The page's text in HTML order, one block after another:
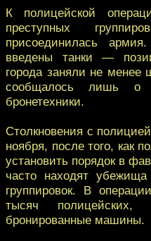
К полицейской
преступных
присоединилась
введены танки —
города заняли не
сообщалось лишь о
бронетехники.
Столкновения с
ноября, после того, как
установить порядок в
часто находят убежища
группировок. В
тысяч
бронированные машины.